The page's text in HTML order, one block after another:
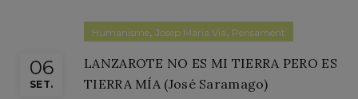
06
SET.
Humanisme, Josep Maria Via, Pensament
LANZAROTE NO ES MI TIERRA PERO ES
TIERRA MÍA (José Saramago)